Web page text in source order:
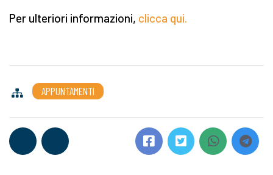
Per ulteriori informazioni, clicca qui.
APPUNTAMENTI